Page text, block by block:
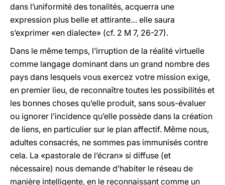
dans l’uniformité des tonalités, acquerra une
expression plus belle et attirante… elle saura
s’exprimer «en dialecte» (cf. 2 M 7, 26-27).
Dans le même temps, l’irruption de la réalité virtuelle
comme langage dominant dans un grand nombre des
pays dans lesquels vous exercez votre mission exige,
en premier lieu, de reconnaître toutes les possibilités et
les bonnes choses qu’elle produit, sans sous-évaluer
ou ignorer l’incidence qu’elle possède dans la création
de liens, en particulier sur le plan affectif. Même nous,
adultes consacrés, ne sommes pas immunisés contre
cela. La «pastorale de l’écran» si diffuse (et
nécessaire) nous demande d’habiter le réseau de
manière intelligente, en le reconnaissant comme un